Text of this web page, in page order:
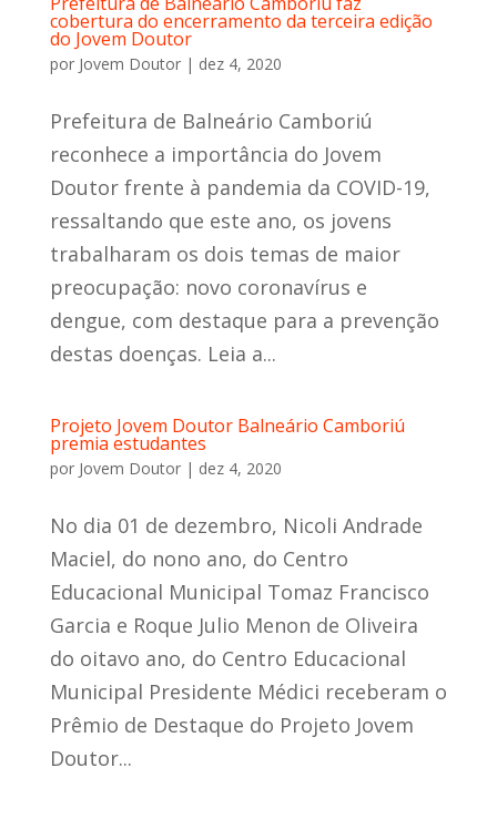
cobertura do encerramento da terceira edição
do Jovem Doutor
por Jovem Doutor| dez 4, 2020
Prefeitura de Balneário Camboriú
reconhece a importância do Jovem
Doutor frente à pandemia da COVID-19,
ressaltando que este ano, os jovens
trabalharam os dois temas de maior
preocupação: novo coronavírus e
dengue, com destaque para a prevenção
destas doenças. Leia a...
Projeto Jovem Doutor Balneário Camboriú
premia estudantes
por Jovem Doutor| dez 4, 2020
No dia 01 de dezembro, Nicoli Andrade
Maciel, do nono ano, do Centro
Educacional Municipal Tomaz Francisco
Garcia e Roque Julio Menon de Oliveira
do oitavo ano, do Centro Educacional
Municipal Presidente Médici receberam o
Prêmio de Destaque do Projeto Jovem
Doutor...